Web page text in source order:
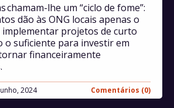
2024 Comentários (0)
chamam-lhe um “ciclo de fome”:
dão às ONG locais apenas o
projetos de curto
o suficiente para investir em
financeiramente